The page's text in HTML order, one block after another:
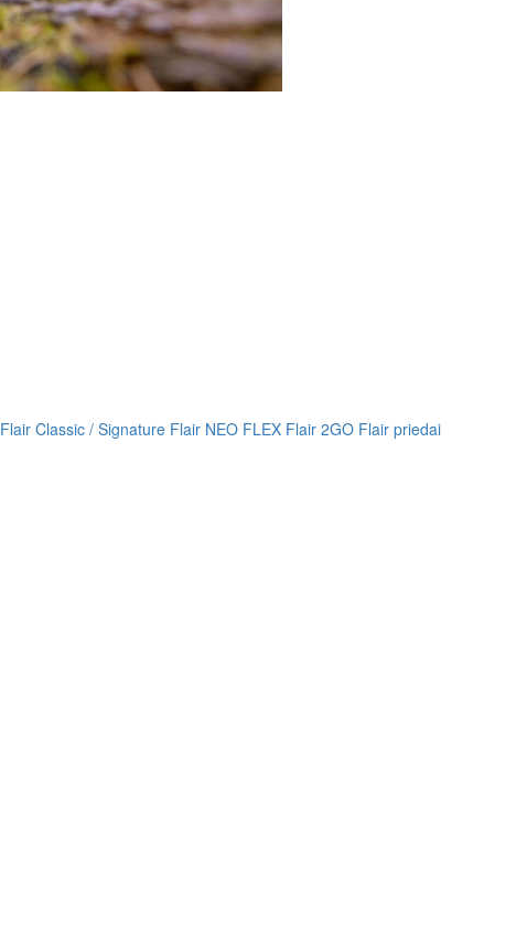
Flair Classic / Signature Flair NEO FLEX Flair 2GO Flair priedai